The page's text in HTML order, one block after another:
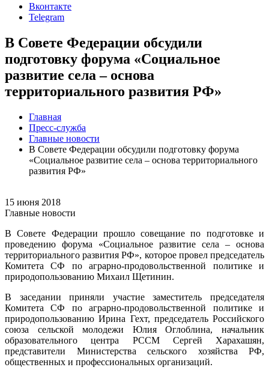
Вконтакте
Telegram
В Совете Федерации обсудили
подготовку форума «Социальное
развитие села – основа
территориального развития РФ»
Главная
Пресс-служба
Главные новости
В Совете Федерации обсудили подготовку форума
«Социальное развитие села – основа территориального
развития РФ»
15 июня 2018
Главные новости
В Совете Федерации прошло совещание по подготовке и
проведению форума «Социальное развитие села – основа
территориального развития РФ», которое провел председатель
Комитета СФ по аграрно-продовольственной политике и
природопользованию Михаил Щетинин.
В заседании приняли участие заместитель председателя
Комитета СФ по аграрно-продовольственной политике и
природопользованию Ирина Гехт, председатель Российского
союза сельской молодежи Юлия Оглоблина, начальник
образовательного центра РССМ Сергей Харахашян,
представители Министерства сельского хозяйства РФ,
общественных и профессиональных организаций.